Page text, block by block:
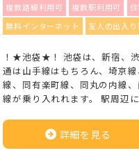
複数路線利用可
複数駅利用可
無料インターネット
友人の出入り
！★池袋★！ 池袋は、新宿、
通は山手線はもちろん、埼京
線、同有楽町線、同丸の内線
線が乗り入れれます。 駅周辺
詳細を見る